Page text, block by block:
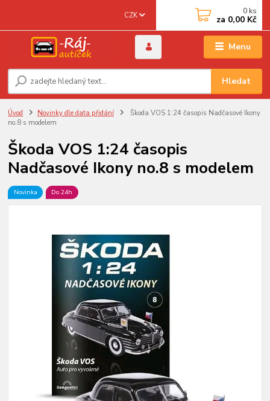
Menu
CZK
Hledat
0 ks
za 0,00 Kč
Úvod Novinky dle data přidání
Škoda VOS 1:24 časopis Nadčasové Ikony
no.8 s modelem
Škoda VOS 1:24 časopis
Nadčasové Ikony no.8 s modelem
Novinka Do 24h